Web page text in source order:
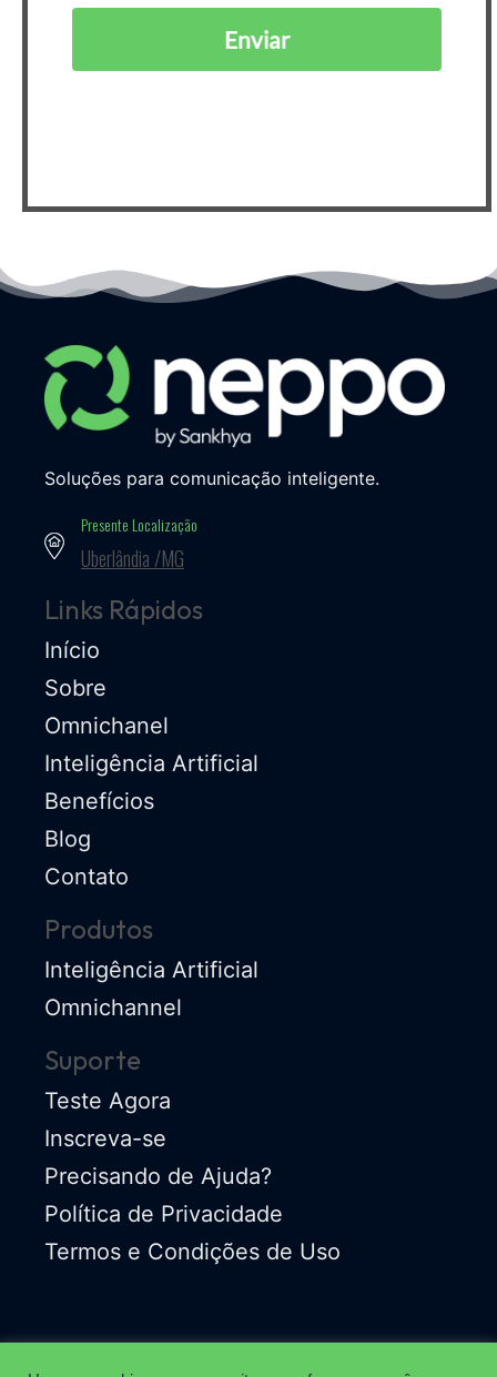
Enviar
Soluções para comunicação inteligente.
Presente Localização
Uberlândia /MG
Links Rápidos
Início
Sobre
Omnichanel
Inteligência Artificial
Benefícios
Blog
Contato
Produtos
Inteligência Artificial
Omnichannel
Suporte
Teste Agora
Inscreva-se
Precisando de Ajuda?
Política de Privacidade
Termos e Condições de Uso